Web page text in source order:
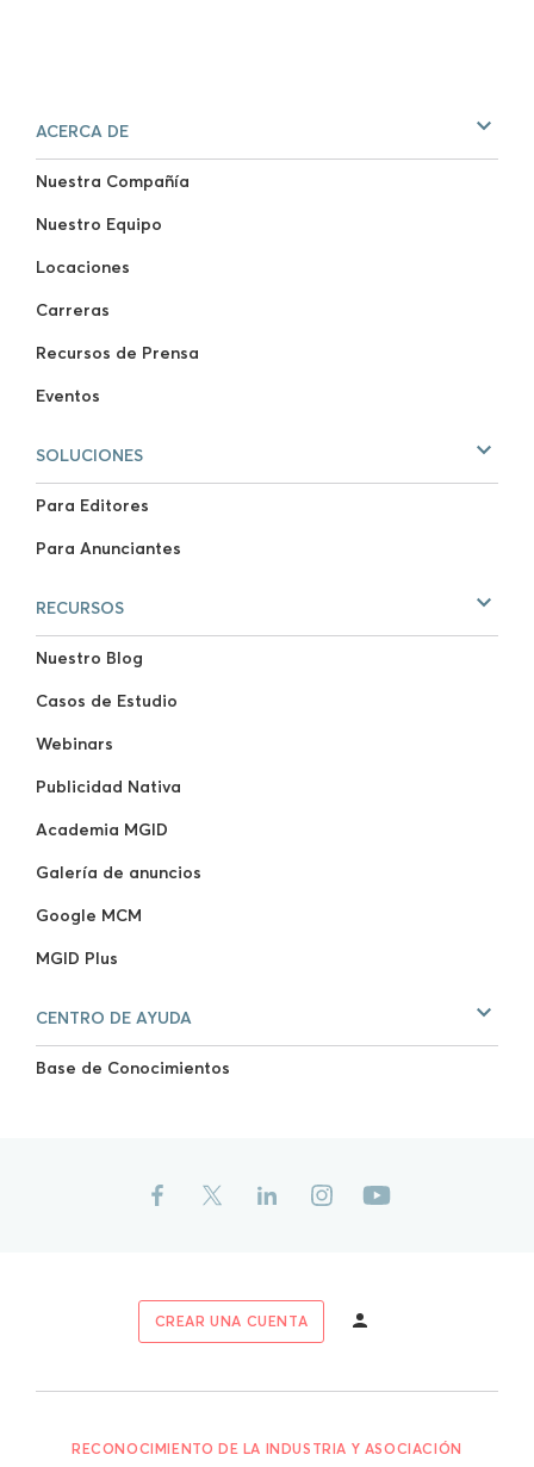
ACERCA DE
Nuestra Compañía
Nuestro Equipo
Locaciones
Carreras
Recursos de Prensa
Eventos
SOLUCIONES
Para Editores
Para Anunciantes
RECURSOS
Nuestro Blog
Casos de Estudio
Webinars
Publicidad Nativa
Academia MGID
Galería de anuncios
Google MCM
MGID Plus
CENTRO DE AYUDA
Base de Conocimientos
CREAR UNA CUENTA
RECONOCIMIENTO DE LA INDUSTRIA Y ASOCIACIÓN